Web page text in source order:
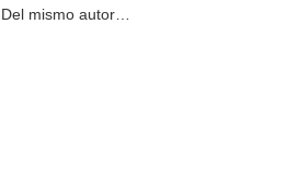
Del mismo autor…